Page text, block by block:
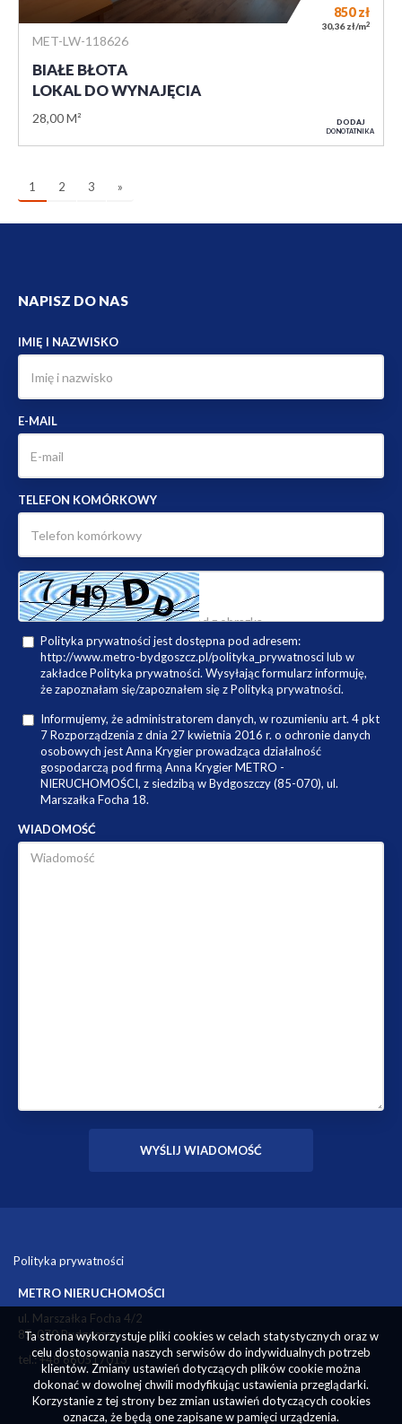
MET-LW-118626
BIAŁE BŁOTA
LOKAL DO WYNAJĘCIA
28,00 M²
850zł
30,36 zł/m2
DODAJ
DO NOTATNIKA
1 2 3 »
NAPISZ DO NAS
IMIĘ I NAZWISKO
E-MAIL
TELEFON KOMÓRKOWY
Polityka prywatności jest dostępna pod adresem:
http://www.metro-bydgoszcz.pl/polityka_prywatnosci lub w
zakładce Polityka prywatności. Wysyłając formularz informuję,
że zapoznałam się/zapoznałem się z Polityką prywatności.
Informujemy, że administratorem danych, w rozumieniu art. 4 pkt
7 Rozporządzenia z dnia 27 kwietnia 2016 r. o ochronie danych
osobowych jest Anna Krygier prowadząca działalność
gospodarczą pod firmą Anna Krygier METRO -
NIERUCHOMOŚCI, z siedzibą w Bydgoszczy (85-070), ul.
Marszałka Focha 18.
WIADOMOŚĆ
Polityka prywatności
METRO NIERUCHOMOŚCI
ul. Marszałka Focha 4/2
85-070 Bydgoszcz
tel.: +48 660517013
Ta strona wykorzystuje pliki cookies w celach statystycznych oraz w
celu dostosowania naszych serwisów do indywidualnych potrzeb
klientów. Zmiany ustawień dotyczących plików cookie można
dokonać w dowolnej chwili modyfikując ustawienia przeglądarki.
Korzystanie z tej strony bez zmian ustawień dotyczących cookies
oznacza, że będą one zapisane w pamięci urządzenia.